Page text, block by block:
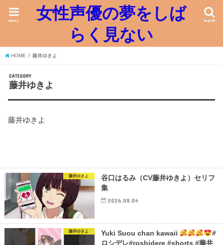
女性声優の夢をしば
らく見ない
search
menu
HOME 藤井ゆきよ
CATEGORY
藤井ゆきよ
藤井ゆきよ
藤井ゆきよ
谷口はるみ（CV藤井ゆきよ）セリフ
集
2026.08.04
藤井ゆきよ Yuki Suou chan kawaii
#
ロシデレ#roshidere #shorts #藤井